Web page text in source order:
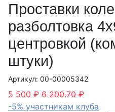
Проставки
разболтовка
центровкой
штуки)
Артикул: 00-00005342
5 500 ₽ 6 200.70 ₽
-5% участникам клуба